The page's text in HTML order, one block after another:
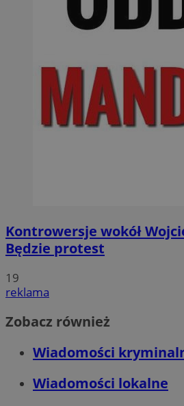
Kontrowersje wokół
Będzie protest
19
reklama
Zobacz również
Wiadomości
Wiadomości lokalne